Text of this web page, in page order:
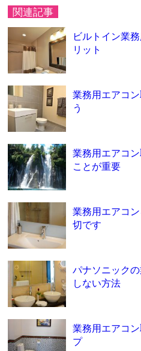
関連記事
ビルトイン業
リット
業務用エアコ
う
業務用エアコ
ことが重要
業務用エアコ
切です
パナソニック
しない方法
業務用エアコ
プ